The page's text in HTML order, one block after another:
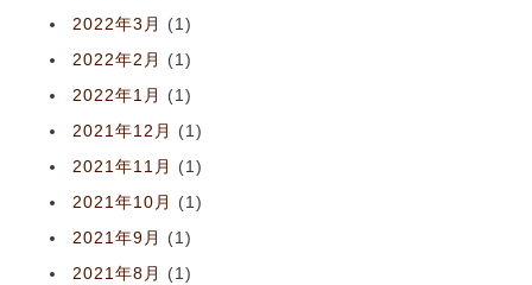
2022年3月
(1)
2022年2月
(1)
2022年1月
(1)
2021年12月
(1)
2021年11月
(1)
2021年10月
(1)
2021年9月
(1)
2021年8月
(1)